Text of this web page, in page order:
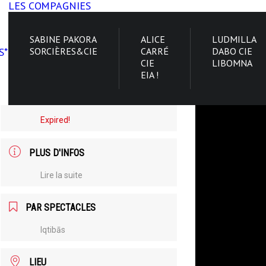
LES COMPAGNIES
SABINE PAKORA
SORCIÈRES&CIE
ALICE
CARRÉ
CIE
EIA !
LUDMILLA
DABO CIE
LIBOMNA
Expired!
PLUS D'INFOS
Lire la suite
PAR SPECTACLES
Iqtibās
LIEU